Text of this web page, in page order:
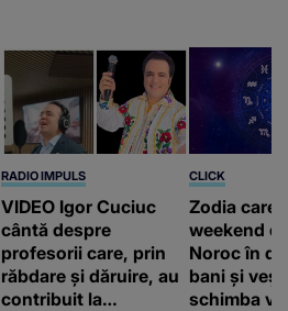
RADIO IMPULS
VIDEO Igor Cuciuc
cântă despre
profesorii care, prin
răbdare și dăruire, au
contribuit la
CLICK
Zodia care
weekend
Noroc în
bani și
schimba